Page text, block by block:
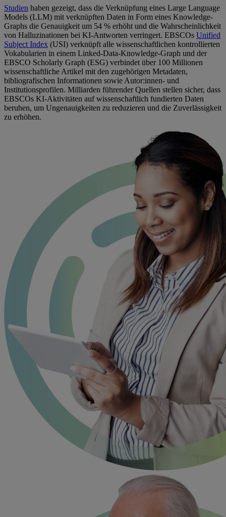
Studien haben gezeigt, dass die Verknüpfung eines Large Language
Models (LLM) mit verknüpften Daten in Form eines Knowledge-
Graphs die Genauigkeit um 54 % erhöht und die Wahrscheinlichkeit
von Halluzinationen bei KI-Antworten verringert. EBSCOs Unified
Subject Index (USI) verknüpft alle wissenschaftlichen kontrollierten
Vokabularien in einem Linked-Data-Knowledge-Graph und der
EBSCO Scholarly Graph (ESG) verbindet über 100 Millionen
wissenschaftliche Artikel mit den zugehörigen Metadaten,
bibliografischen Informationen sowie Autor:innen- und
Institutionsprofilen. Milliarden führender Quellen stellen sicher, dass
EBSCOs KI-Aktivitäten auf wissenschaftlich fundierten Daten
beruhen, um Ungenauigkeiten zu reduzieren und die Zuverlässigkeit
zu erhöhen.